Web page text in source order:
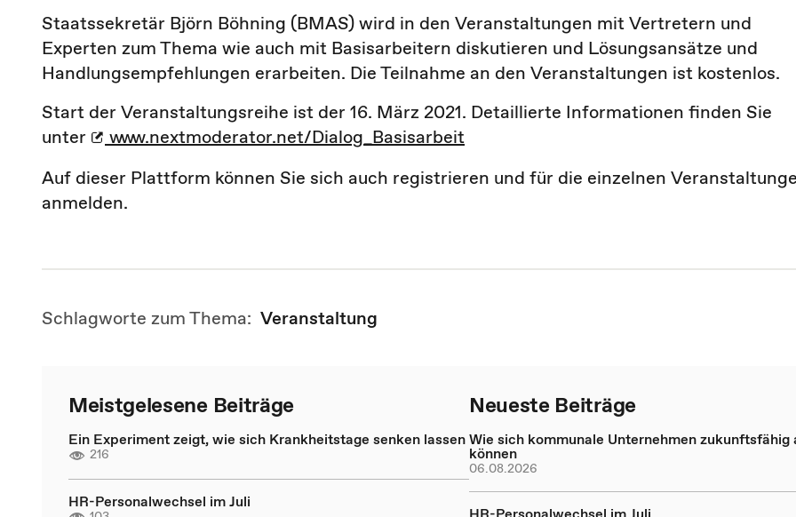
Staatssekretär Björn Böhning (BMAS) wird in den Veranstaltungen mit Vertretern und
Experten zum Thema wie auch mit Basisarbeitern diskutieren und Lösungsansätze und
Handlungsempfehlungen erarbeiten. Die Teilnahme an den Veranstaltungen ist kostenlos.
Start der Veranstaltungsreihe ist der 16. März 2021. Detaillierte Informationen finden Sie
unter
www.nextmoderator.net/Dialog_Basisarbeit
Auf dieser Plattform können Sie sich auch registrieren und für die einzelnen
anmelden.
Schlagworte zum Thema: Veranstaltung
Meistgelesene Beiträge
Ein Experiment zeigt, wie sich Krankheitstage senken lassen
216
HR-Personalwechsel im Juli
Neueste Beiträge
Wie sich kommunale Unternehmen zukunftsfähig
können
06.08.2026